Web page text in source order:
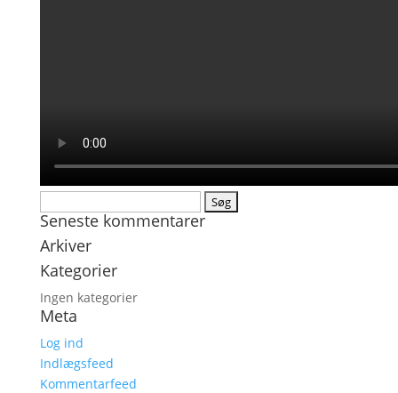
efter:
Seneste kommentarer
Arkiver
Kategorier
Ingen kategorier
Meta
Log ind
Indlægsfeed
Kommentarfeed